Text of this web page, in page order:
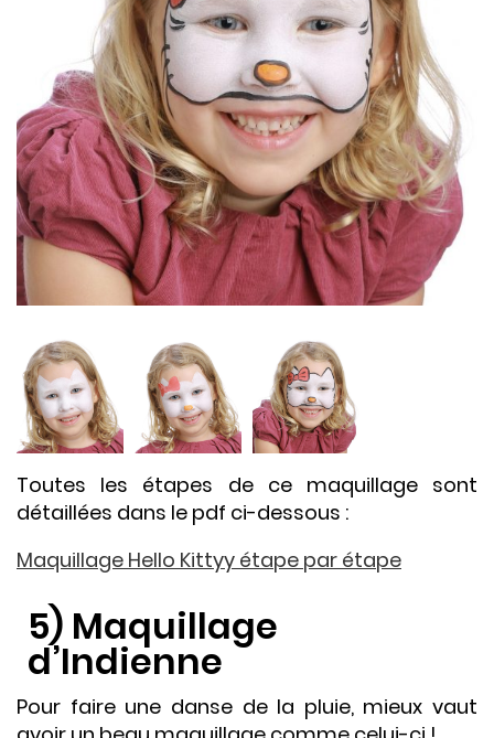
Toutes les étapes de ce maquillage sont
détaillées dans le pdf ci-dessous :
Maquillage Hello Kittyy étape par étape
5) Maquillage
d’Indienne
Pour faire une danse de la pluie, mieux vaut